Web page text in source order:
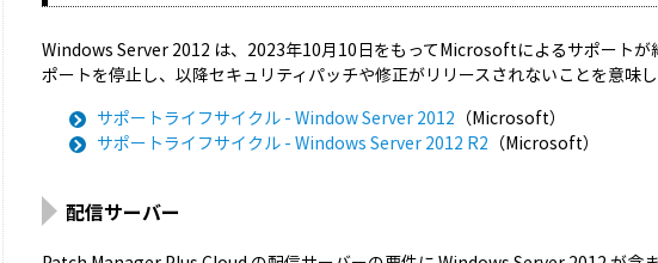
Windows Server 2012 は、2023年10月10日をもってMicrosoftによるサポート
ポートを停止し、以降セキュリティパッチや修正がリリースされないことを意味し
サポートライフサイクル - Window Server 2012 （Microsoft）
サポートライフサイクル - Windows Server 2012 R2 （Microsoft）
配信サーバー